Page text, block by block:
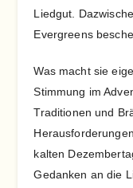
Liedgut.
Evergreens
Was macht sie
Stimmung im
Traditionen und
kalten
Gedanken an die